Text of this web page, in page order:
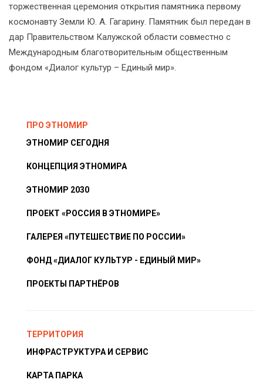
торжественная церемония открытия памятника первому
космонавту Земли Ю. А. Гагарину. Памятник был передан в
дар Правительством Калужской области совместно с
Международным благотворительным общественным
фондом «Диалог культур – Единый мир».
ПРО ЭТНОМИР
ЭТНОМИР СЕГОДНЯ
КОНЦЕПЦИЯ ЭТНОМИРА
ЭТНОМИР 2030
ПРОЕКТ «РОССИЯ В ЭТНОМИРЕ»
ГАЛЕРЕЯ «ПУТЕШЕСТВИЕ ПО РОССИИ»
ФОНД «ДИАЛОГ КУЛЬТУР - ЕДИНЫЙ МИР»
ПРОЕКТЫ ПАРТНЁРОВ
ТЕРРИТОРИЯ
ИНФРАСТРУКТУРА И СЕРВИС
КАРТА ПАРКА